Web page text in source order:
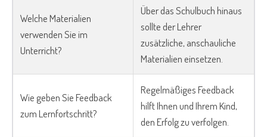
Welche Materialien
verwenden Sie im
Unterricht?
Über das Schulbuch hinaus
sollte der Lehrer
zusätzliche, anschauliche
Materialien einsetzen.
Wie geben Sie Feedback
zum Lernfortschritt?
Regelmäßiges Feedback
hilft Ihnen und Ihrem Kind,
den Erfolg zu verfolgen.